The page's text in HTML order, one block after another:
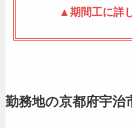
▲期間工に詳
勤務地の京都府宇治